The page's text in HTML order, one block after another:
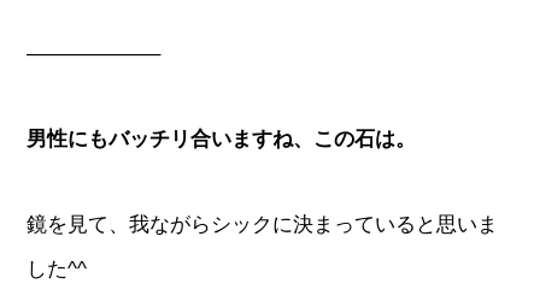
——————–
男性にもバッチリ合いますね、この石は。
鏡を見て、我ながらシックに決まっていると思いま
した^^